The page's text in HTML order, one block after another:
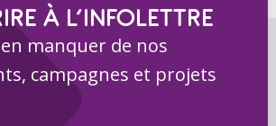
À L’INFOLETTRE
manquer de nos
campagnes et projets